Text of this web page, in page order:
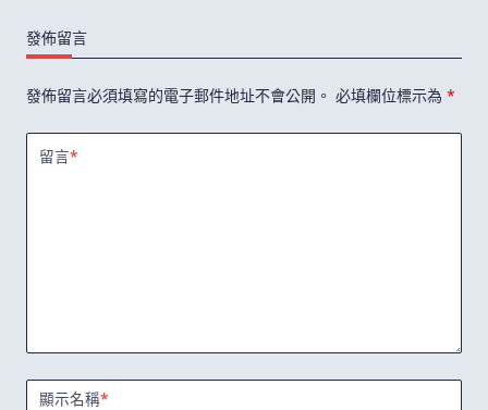
發佈留言
發佈留言必須填寫的電子郵件地址不會公開。 必填欄位標示為 *
留言*
顯示名稱*